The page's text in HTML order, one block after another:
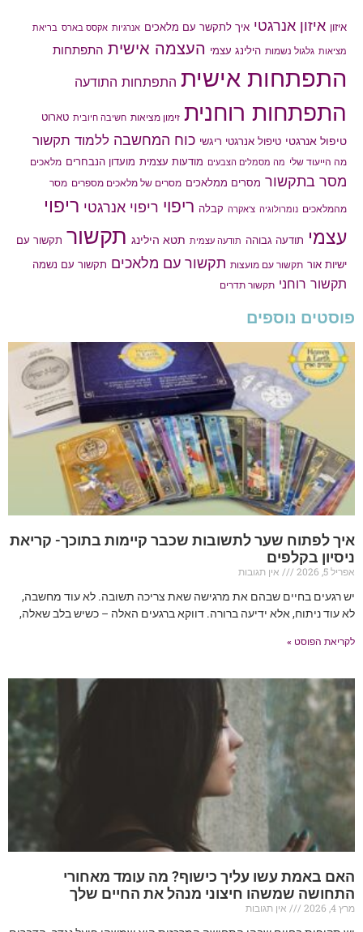
איזון איזון אנרגטי איך לתקשר עם מלאכים אנרגיות אקסס בארס בריאת
מציאות גלגול נשמות הילינג עצמי העצמה אישית התפתחות
התפתחות אישית התפתחות התודעה
התפתחות רוחנית זימון מציאות חשיבה חיובית טארוט
טיפול אנרגטי טיפול אנרגטי ריגשי כוח המחשבה ללמוד תקשור
מה הייעוד שלי מה מסמלים הצבעים מודעות עצמית מועדון הנבחרים מלאכים
מסר בתקשור מסרים ממלאכים מסרים של מלאכים מספרים מסר
מהמלאכים נומרולוגיה צ'אקרה קבלה ריפוי ריפוי אנרגטי ריפוי
עצמי תודעה גבוהה תודעה עצמית תטא הילינג תקשור תקשור עם
ישיות אור תקשור עם מועצות תקשור עם מלאכים תקשור עם נשמה
תקשור רוחני תקשור תדרים
פוסטים נוספים
איך לפתוח שער לתשובות שכבר קיימות בתוכך- קריאת
ניסיון בקלפים
אפריל 5, 2026
אין תגובות
יש רגעים בחיים שבהם את מרגישה שאת צריכה תשובה. לא עוד מחשבה,
לא עוד ניתוח, אלא ידיעה ברורה. דווקא ברגעים האלה – כשיש בלב שאלה,
לקריאת הפוסט »
האם באמת עשו עליך כישוף? מה עומד מאחורי
התחושה שמשהו חיצוני מנהל את החיים שלך
מרץ 4, 2026
אין תגובות